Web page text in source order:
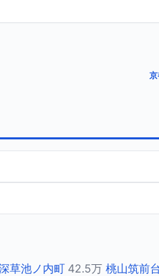
草池ノ内町 42.5万 桃山筑前